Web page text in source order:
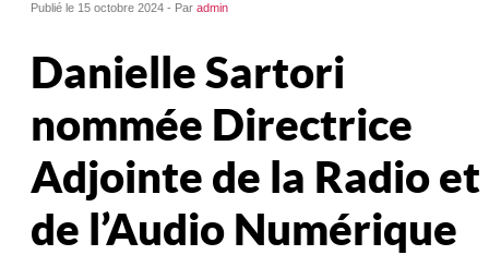
Publié le 15 octobre 2024 - Paradmin
Danielle Sartori
nommée Directrice
Adjointe de la Radio et
de l’Audio Numérique